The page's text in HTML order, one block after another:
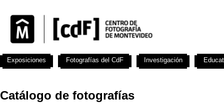
Catálogo de fotografías
Exposiciones Fotografías del CdF Investigación